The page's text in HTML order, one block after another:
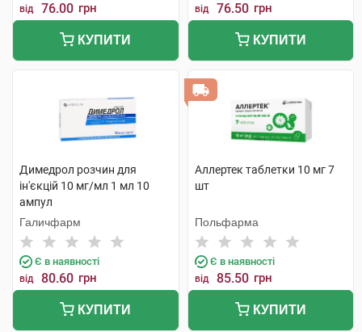
від 76.00 грн
КУПИТИ
від 76.50 грн
КУПИТИ
Димедрол розчин для
ін'єкцій 10 мг/мл 1 мл 10
ампул
Галичфарм
Є в наявності
від 80.60 грн
КУПИТИ
Аллертек таблетки 10 мг 7
шт
Польфарма
Є в наявності
від 85.50 грн
КУПИТИ